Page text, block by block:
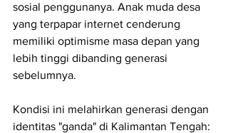
sosial penggunanya. Anak muda desa
yang terpapar internet cenderung
memiliki optimisme masa depan yang
lebih tinggi dibanding generasi
sebelumnya.
Kondisi ini melahirkan generasi dengan
identitas "ganda" di Kalimantan Tengah: